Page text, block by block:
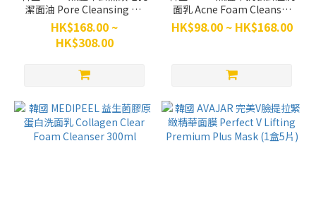
潔面油 Pore Cleansing Oil
200ml
HK$168.00 ~
HK$308.00
面乳 Acne Foam Cleanser
150ml
HK$98.00 ~ HK$168.00